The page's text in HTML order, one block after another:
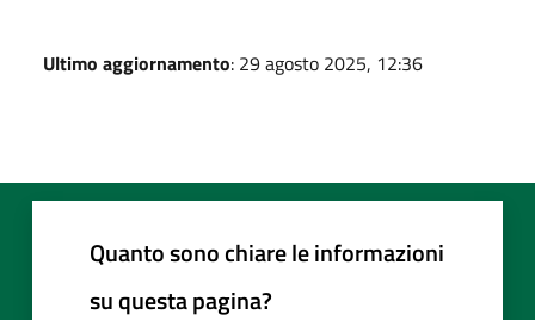
Ultimo aggiornamento: 29 agosto 2025, 12:36
Quanto sono chiare le informazioni
su questa pagina?